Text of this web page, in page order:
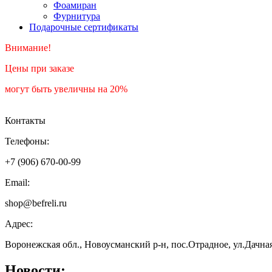
Фоамиран
Фурнитура
Подарочные сертификаты
Внимание!
Цены при заказе
могут быть увеличны на 20%
Контакты
Телефоны:
+7 (906) 670-00-99
Email:
shop@befreli.ru
Адрес:
Воронежская обл., Новоусманский р-н, пос.Отрадное,